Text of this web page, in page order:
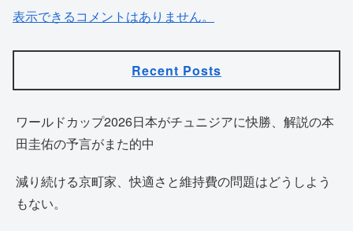
表示できるコメントはありません。
Recent Posts
ワールドカップ2026日本がチュニジアに快勝、解説の本
田圭佑の予言がまた的中
減り続ける京町家、快適さと維持費の問題はどうしよう
もない。